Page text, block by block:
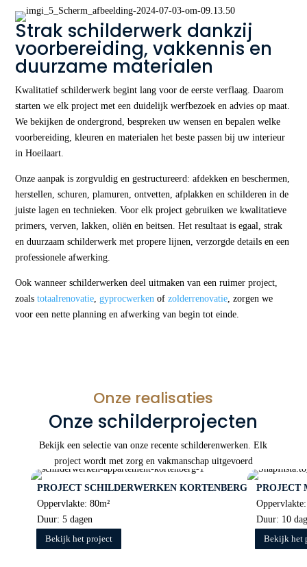
Strak schilderwerk dankzij
voorbereiding, vakkennis en
duurzame materialen
Kwalitatief schilderwerk begint lang voor de eerste verflaag. Daarom
starten we elk project met een duidelijk werfbezoek en advies op maat.
We bekijken de ondergrond, bespreken uw wensen en bepalen welke
voorbereiding, kleuren en materialen het beste passen bij uw interieur
in Hoeilaart.
Onze aanpak is zorgvuldig en gestructureerd: afdekken en beschermen,
herstellen, schuren, plamuren, ontvetten, afplakken en schilderen in de
juiste lagen en technieken. Voor elk project gebruiken we kwalitatieve
primers, verven, lakken, oliën en beitsen. Het resultaat is egaal, strak
en duurzaam schilderwerk met propere lijnen, verzorgde details en een
professionele afwerking.
Ook wanneer schilderwerken deel uitmaken van een ruimer project,
zoalstotaalrenovatie ,gyprocwerken ofzolderrenovatie , zorgen we
voor een nette planning en afwerking van begin tot einde.
Onze realisaties
Onze schilderprojecten
Bekijk een selectie van onze recente schilderenwerken. Elk
project wordt met zorg en vakmanschap uitgevoerd
PROJECT SCHILDERWERKEN KORTENBERG
Oppervlakte: 80m²
Duur: 5 dagen
Bekijk het project
PROJECT
Duur: 10
Bekijk het